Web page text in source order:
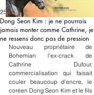
Dong Seon Kim : je ne pourrais
jamais monter comme Cathrine, je
ne ressens donc pas de pression
25 mars 2023
Nouveau propriétaire de
Bohemian l'ex-crack de
Cathrine Dufour,
commercialisation qui faisait
couler beaucoup d'encre, le
coréen Dong Seon Kim et le fils